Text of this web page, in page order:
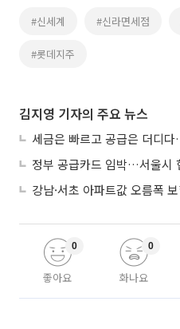
#신세계 #신라면세점
#롯데지주
김지영 기자의 주요 뉴스
세금은 빠르고 공급은 더디
좋아요
0
화나요
0